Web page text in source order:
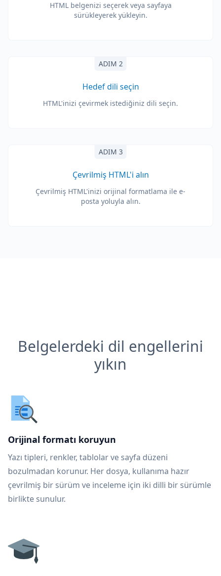
HTML belgenizi seçerek veya sayfaya
sürükleyerek yükleyin.
ADIM 2
Hedef dili seçin
HTML'inizi çevirmek istediğiniz dili seçin.
ADIM 3
Çevrilmiş HTML'i alın
Çevrilmiş HTML'inizi orijinal formatlama ile e-
posta yoluyla alın.
Belgelerdeki dil engellerini
yıkın
Orijinal formatı koruyun
Yazı tipleri, renkler, tablolar ve sayfa düzeni
bozulmadan korunur. Her dosya, kullanıma hazır
çevrilmiş bir sürüm ve inceleme için iki dilli bir sürümle
birlikte sunulur.